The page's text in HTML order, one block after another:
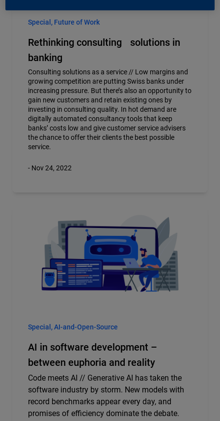
Special, Future of Work
Rethinking consulting solutions in
banking
Consulting solutions as a service // Low margins and
growing competition are putting Swiss banks under
increasing pressure. But there’s also an opportunity to
gain new customers and retain existing ones by
investing in consulting quality. In hot demand are
digitally automated consultancy tools that keep
banks’ costs low and give customer service advisers
the chance to offer their clients the best possible
service.
- Nov 24, 2022
Special, AI-and-Open-Source
AI in software development –
between euphoria and reality
Code meets AI // Generative AI has taken the
software industry by storm. New models with
record benchmarks appear every day, and
promises of efficiency dominate the debate.